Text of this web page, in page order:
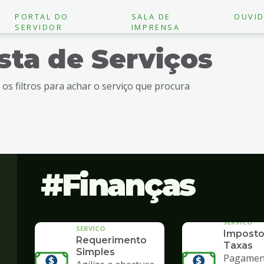
PORTAL DO
SERVIDOR
SALA DE
IMPRENSA
de Serviços
os filtros para achar o serviço que procura
Finanças
SERVICO
Requerimento
Simples
SERVICO
Taxas